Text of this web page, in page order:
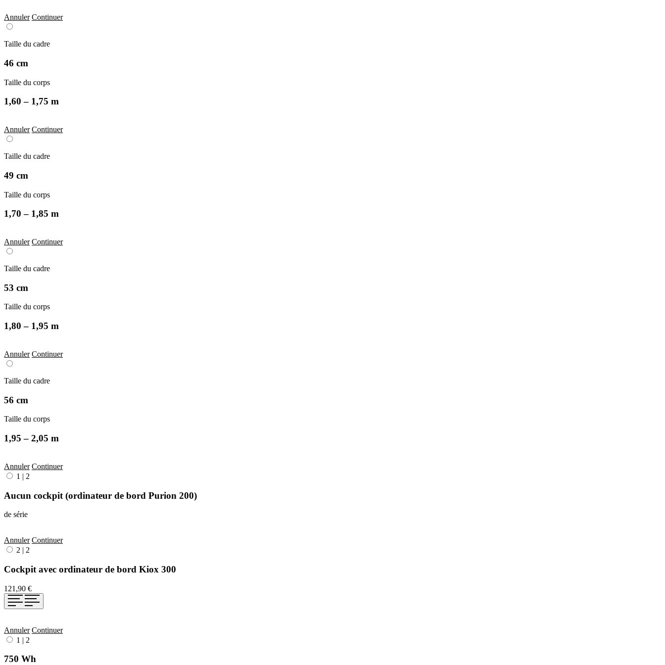
Annuler Continuer
Taille du cadre
46 cm
Taille du corps
1,60 – 1,75 m
Annuler Continuer
Taille du cadre
49 cm
Taille du corps
1,70 – 1,85 m
Annuler Continuer
Taille du cadre
53 cm
Taille du corps
1,80 – 1,95 m
Annuler Continuer
Taille du cadre
56 cm
Taille du corps
1,95 – 2,05 m
Annuler Continuer
1 | 2
Aucun cockpit (ordinateur de bord Purion 200)
de série
Annuler Continuer
2 | 2
Cockpit avec ordinateur de bord Kiox 300
121,90 €
Annuler Continuer
1 | 2
750 Wh